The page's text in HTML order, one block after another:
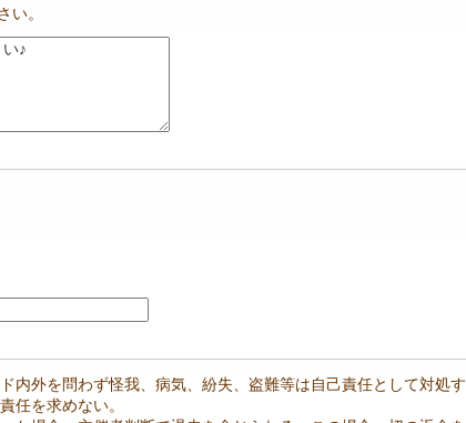
い。
内外を問わず怪我、病気、紛失、盗難等は自己責任として対処す
任を求めない。